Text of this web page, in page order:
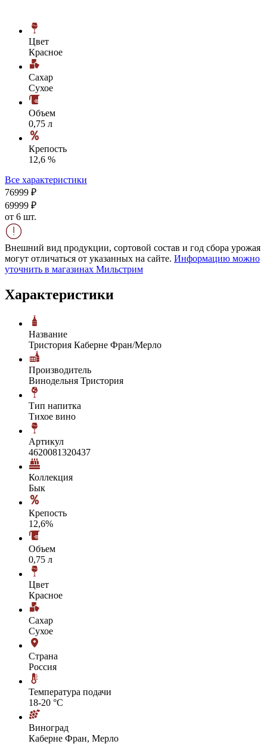
Цвет
Красное
Сахар
Сухое
Объем
0,75 л
Крепость
12,6 %
Все характеристики
76999 ₽
69999 ₽
от 6 шт.
Внешний вид продукции, сортовой состав и год сбора урожая
могут отличаться от указанных на сайте. Информацию можно
уточнить в магазинах Мильстрим
Характеристики
Название
Тристория Каберне Фран/Мерло
Производитель
Винодельня Тристория
Тип напитка
Тихое вино
Артикул
4620081320437
Коллекция
Бык
Крепость
12,6%
Объем
0,75 л
Цвет
Красное
Сахар
Сухое
Страна
Россия
Температура подачи
18-20 °С
Виноград
Каберне Фран, Мерло